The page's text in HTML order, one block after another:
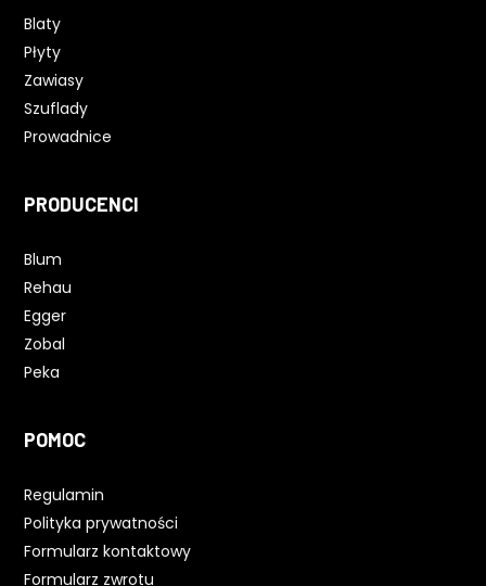
Blaty
Płyty
Zawiasy
Szuflady
Prowadnice
PRODUCENCI
Blum
Rehau
Egger
Zobal
Peka
POMOC
Regulamin
Polityka prywatności
Formularz kontaktowy
Formularz zwrotu